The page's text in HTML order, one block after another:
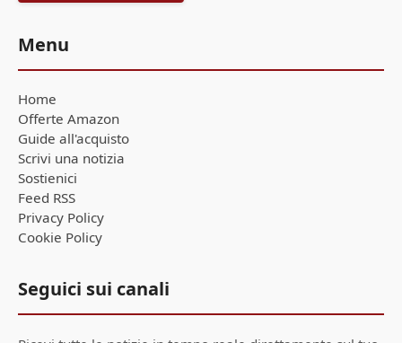
Menu
Home
Offerte Amazon
Guide all'acquisto
Scrivi una notizia
Sostienici
Feed RSS
Privacy Policy
Cookie Policy
Seguici sui canali